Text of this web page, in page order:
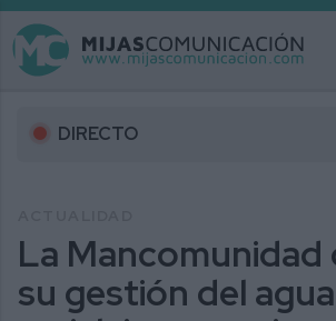
DIRECTO
La Mancomunidad
su gestión del